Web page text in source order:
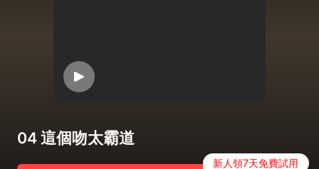
04 這個吻太霸道
新人領7天免費試用